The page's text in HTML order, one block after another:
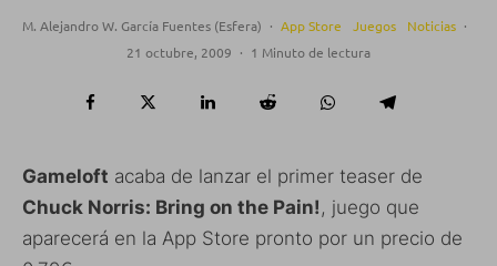
M. Alejandro W. García Fuentes (Esfera) · App Store Juegos Noticias ·
21 octubre, 2009 · 1 Minuto de lectura
Gameloft acaba de lanzar el primer teaser de
Chuck Norris: Bring on the Pain! , juego que
aparecerá en la App Store pronto por un precio de